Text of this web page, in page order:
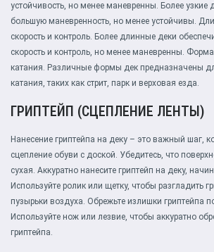
устойчивость, но менее маневренны. Более узкие
большую маневренность, но менее устойчивы.
скорость и контроль. Более длинные деки
скорость и контроль, но менее маневренны.
катания. Различные формы дек предназначены
катания, таких как стрит, парк и верховая езда.
ГРИПТЕЙП (СЦЕПЛЕНИЕ ЛЕНТЫ)
Нанесение гриптейпа на деку – это важный шаг,
сцепление обуви с доской. Убедитесь, что
сухая. Аккуратно нанесите гриптейп на деку,
Используйте ролик или щетку, чтобы разгладить
пузырьки воздуха. Обрежьте излишки гриптейпа
Используйте нож или лезвие, чтобы аккуратно
гриптейпа.